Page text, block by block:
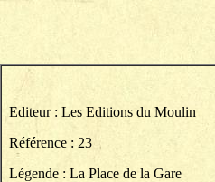
Editeur : Les Editions du Moulin
Référence : 23
Légende : La Place de la Gare